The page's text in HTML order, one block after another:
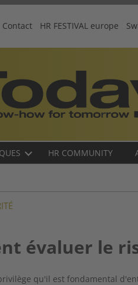
Contact HR FESTIVAL europe
HR COMMUNITY
évaluer le
qu'il est fondamental